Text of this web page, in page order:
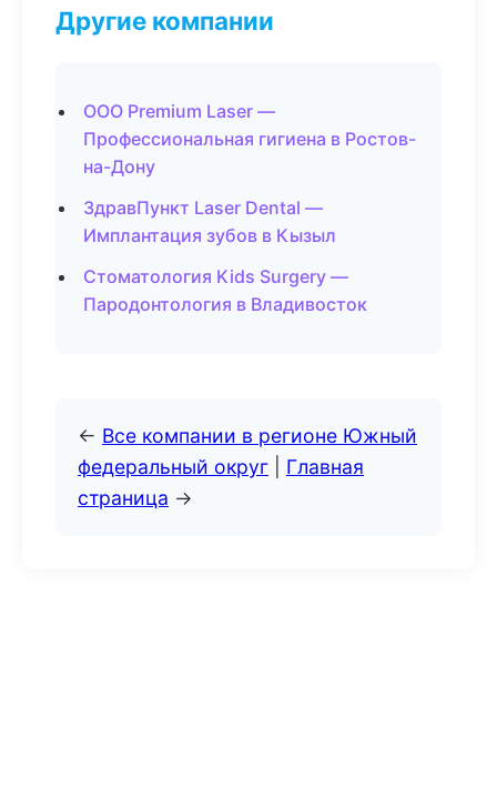
Другие компании
ООО Premium Laser —
Профессиональная гигиена в Ростов-
на-Дону
ЗдравПункт Laser Dental —
Имплантация зубов в Кызыл
Стоматология Kids Surgery —
Пародонтология в Владивосток
← Все компании в регионе Южный
федеральный округ
Главная
страница →